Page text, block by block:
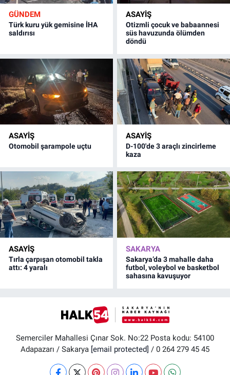
GÜNDEM
Türk kuru yük gemisine İHA
saldırısı
ASAYİŞ
Otizmli çocuk ve babaannesi
süs havuzunda ölümden
döndü
ASAYİŞ
Otomobil şarampole uçtu
ASAYİŞ
D-100'de 3 araçlı zincirleme
kaza
ASAYİŞ
Tırla çarpışan otomobil takla
attı: 4 yaralı
SAKARYA
Sakarya’da 3 mahalle daha
futbol, voleybol ve basketbol
sahasına kavuşuyor
Semerciler Mahallesi Çınar Sok. No:22 Posta kodu: 54100
Adapazarı / Sakarya [email protected] / 0 264 279 45 45